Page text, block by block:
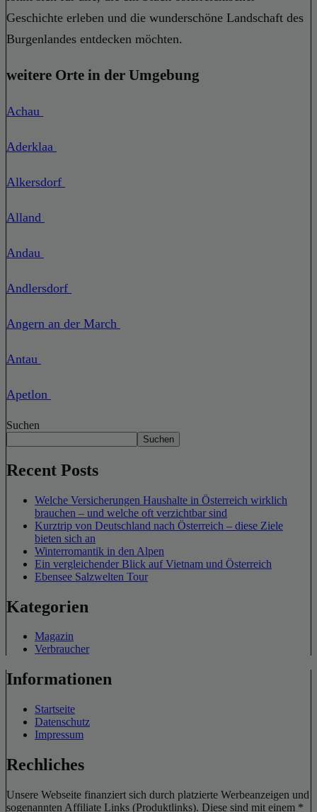
Geschichte erleben und die wunderschöne Landschaft des
Burgenlandes entdecken möchten.
weitere Orte in der Umgebung
Achau
Aderklaa
Alkersdorf
Alland
Andau
Andlersdorf
Angern an der March
Antau
Apetlon
Suchen
Suchen
Recent Posts
Welche Versicherungen Haushalte in Österreich wirklich
brauchen – und welche oft verzichtbar sind
Kurztrip von Deutschland nach Österreich – diese Ziele
bieten sich an
Winterromantik in den Alpen
Ein vergleichender Blick auf Vietnam und Österreich
Ebensee Salzwelten Tour
Kategorien
Magazin
Verbraucher
Informationen
Startseite
Datenschutz
Impressum
Rechliches
Unsere Webseite finanziert sich durch platzierte Werbeanzeigen und
sogenannten Affiliate Links (Produktlinks). Diese sind mit einem *